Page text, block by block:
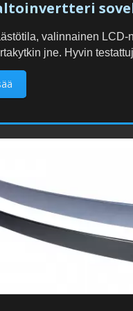
valinnainen LCD-
jne. Hyvin